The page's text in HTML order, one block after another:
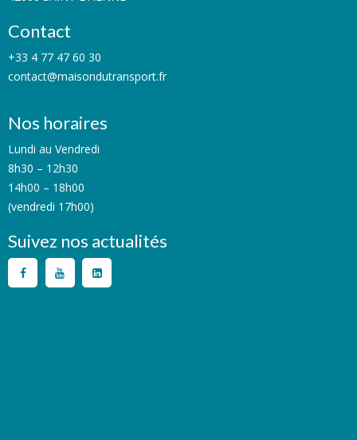
Contact
+33 4 77 47 60 30
contact@maisondutransport.fr
Nos horaires
Lundi au Vendredi
8h30 – 12h30
14h00 – 18h00
(vendredi 17h00)
Suivez nos actualités